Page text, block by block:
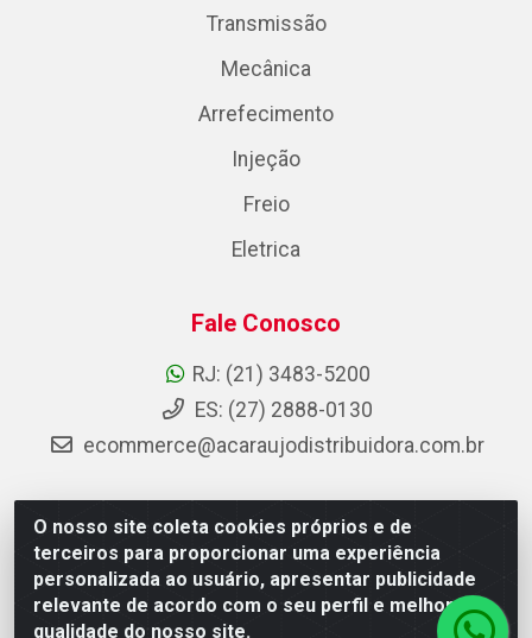
O nosso site coleta cookies próprios e de
terceiros para proporcionar uma experiência
personalizada ao usuário, apresentar publicidade
relevante de acordo com o seu perfil e melhorar a
qualidade do nosso site.
Transmissão
Mecânica
Arrefecimento
Injeção
Freio
Eletrica
Fale Conosco
RJ: (21) 3483-5200
ES: (27) 2888-0130
ecommerce@acaraujodistribuidora.com.br
AC Araujo Distribuidora - Rua Carneiro de Campos, 42 -
São Cristóvão, Rio de Janeiro/RJ - CEP 20.920-410 -
CNPJ 08.744.753/0003-85